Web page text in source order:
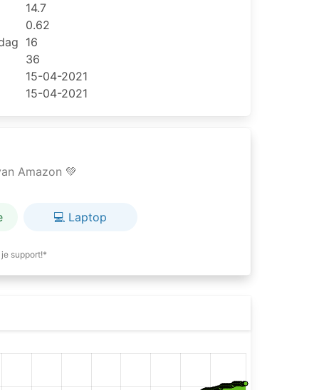
14.7
0.62
16
36
15-04-2021
15-04-2021
Amazon 💚
💻 Laptop
support!*